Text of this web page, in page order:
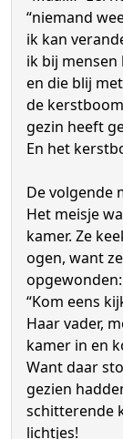
“niemand
ik kan
ik bij mensen
en die blij
de
gezin heeft
En het
De volgende
Het meisje
kamer. Ze
ogen, want
opgewonden:
“Kom eens
Haar vader,
kamer in en
Want daar
gezien
schitterende
lichtjes!